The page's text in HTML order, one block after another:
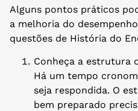
Alguns pontos práticos
a melhoria do
questões de História do
Conheça a estrutura
Há um tempo
seja respondida. O
bem preparado